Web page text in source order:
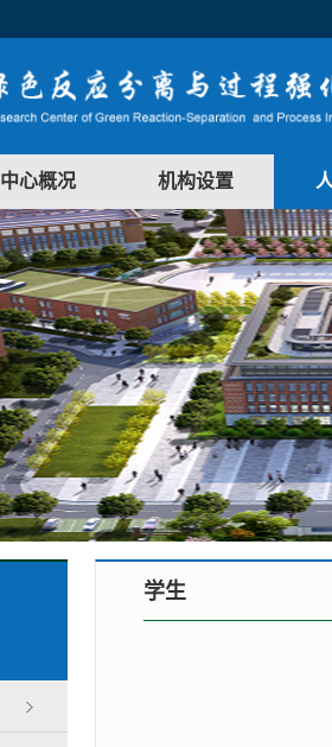
中心概况 机构设置
学生